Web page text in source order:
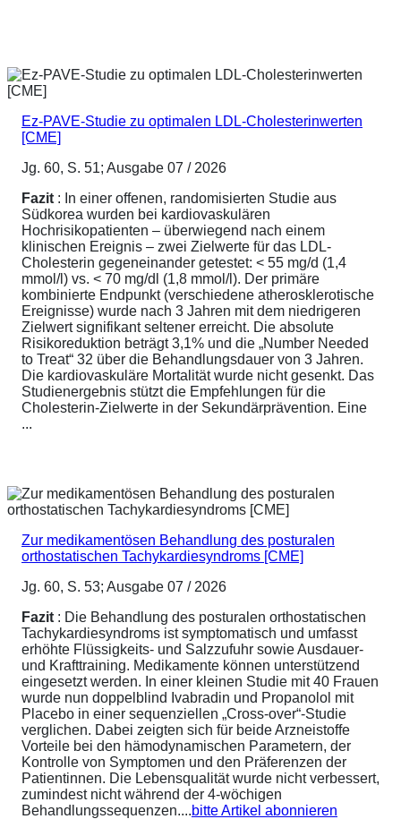
Ez-PAVE-Studie zu optimalen LDL-Cholesterinwerten
[CME]
Jg. 60, S. 51; Ausgabe 07 / 2026
Fazit : In einer offenen, randomisierten Studie aus
Südkorea wurden bei kardiovaskulären
Hochrisikopatienten – überwiegend nach einem
klinischen Ereignis – zwei Zielwerte für das LDL-
Cholesterin gegeneinander getestet: < 55 mg/d (1,4
mmol/l) vs. < 70 mg/dl (1,8 mmol/l). Der primäre
kombinierte Endpunkt (verschiedene atherosklerotische
Ereignisse) wurde nach 3 Jahren mit dem niedrigeren
Zielwert signifikant seltener erreicht. Die absolute
Risikoreduktion beträgt 3,1% und die „Number Needed
to Treat“ 32 über die Behandlungsdauer von 3 Jahren.
Die kardiovaskuläre Mortalität wurde nicht gesenkt. Das
Studienergebnis stützt die Empfehlungen für die
Cholesterin-Zielwerte in der Sekundärprävention. Eine
...
Zur medikamentösen Behandlung des posturalen
orthostatischen Tachykardiesyndroms [CME]
Jg. 60, S. 53; Ausgabe 07 / 2026
Fazit : Die Behandlung des posturalen orthostatischen
Tachykardiesyndroms ist symptomatisch und umfasst
erhöhte Flüssigkeits- und Salzzufuhr sowie Ausdauer-
und Krafttraining. Medikamente können unterstützend
eingesetzt werden. In einer kleinen Studie mit 40 Frauen
wurde nun doppelblind Ivabradin und Propanolol mit
Placebo in einer sequenziellen „Cross-over“-Studie
verglichen. Dabei zeigten sich für beide Arzneistoffe
Vorteile bei den hämodynamischen Parametern, der
Kontrolle von Symptomen und den Präferenzen der
Patientinnen. Die Lebensqualität wurde nicht verbessert,
zumindest nicht während der 4-wöchigen
Behandlungssequenzen....bitte Artikel abonnieren